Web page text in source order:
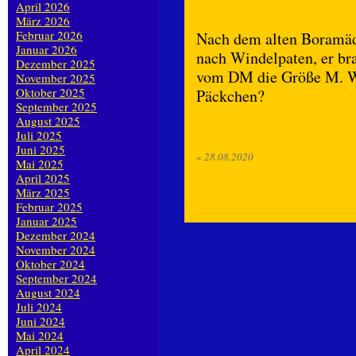
Nach dem alten
nach Windelpaten, er
vom DM die Größe M.
Päckchen?
« 28.08.2020
April 2026
März 2026
Februar 2026
Januar 2026
Dezember 2025
November 2025
Oktober 2025
September 2025
August 2025
Juli 2025
Juni 2025
Mai 2025
April 2025
März 2025
Februar 2025
Januar 2025
Dezember 2024
November 2024
Oktober 2024
September 2024
August 2024
Juli 2024
Juni 2024
Mai 2024
April 2024